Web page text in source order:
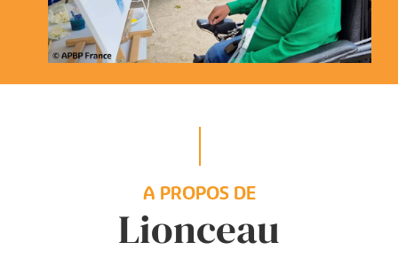
A PROPOS DE
Lionceau